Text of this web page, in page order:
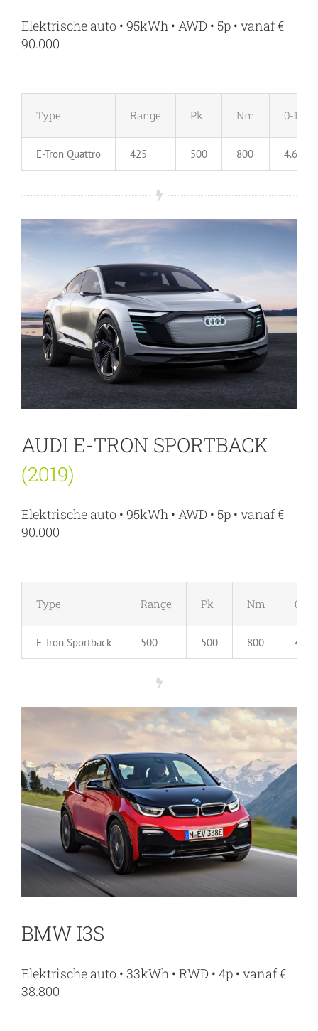
Elektrische auto • 95kWh • AWD • 5p • vanaf €
90.000
Type Range Pk Nm 0-100
E-Tron Quattro 425 500 800 4.6 sec
AUDI E-TRON SPORTBACK
(2019)
Elektrische auto • 95kWh • AWD • 5p • vanaf €
90.000
Type Range Pk Nm 0-
E-Tron Sportback 500 500 800 4.5
BMW I3S
Elektrische auto • 33kWh • RWD • 4p • vanaf €
38.800